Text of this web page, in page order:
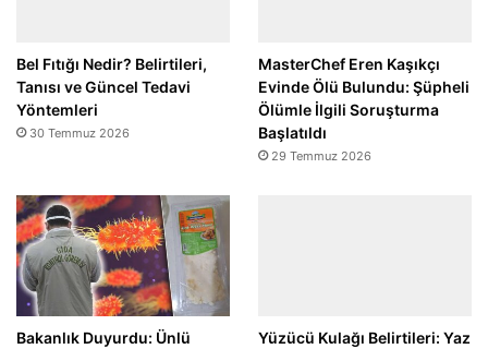
Bel Fıtığı Nedir? Belirtileri,
Tanısı ve Güncel Tedavi
Yöntemleri
30 Temmuz 2026
MasterChef Eren Kaşıkçı
Evinde Ölü Bulundu: Şüpheli
Ölümle İlgili Soruşturma
Başlatıldı
29 Temmuz 2026
Bakanlık Duyurdu: Ünlü
Yüzücü Kulağı Belirtileri: Yaz